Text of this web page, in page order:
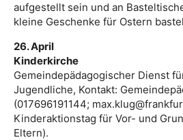
aufgestellt sein und an
kleine Geschenke für Ostern
26. April
Kinderkirche
Gemeindepädagogischer Dienst
Jugendliche, Kontakt:
(017696191144;
Kinderaktionstag für Vor- und
Eltern).